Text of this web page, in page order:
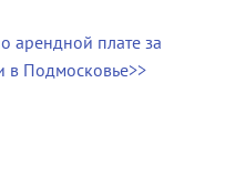
арендной плате за
в Подмосковье>>